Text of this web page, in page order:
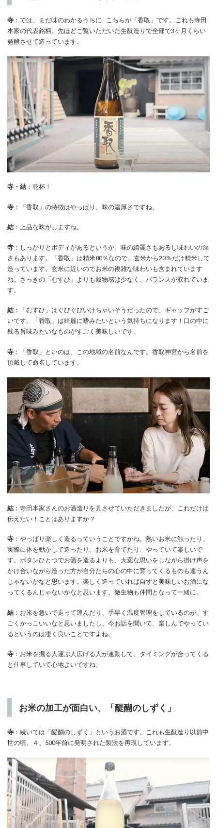
寺 ：では、まだ味のわかるうちに…こちらが「香取」です。これも寺田
本家の代表銘柄。先ほどご覧いただいた生酛造りで全部で3ヶ月くらい
発酵させて造っています。
寺・結 ：乾杯！
寺 ：「香取」の特徴はやっぱり、味の濃厚さですね。
結 ：上品な味がしますね。
寺 ：しっかりとボディがあるというか、味の綺麗さもあるし味わいの深
さもあります。「香取」は精米80％なので、玄米から20％だけ精米して
造っています。玄米に近いのでお米の複雑な味わいも含まれています
ね。さっきの「むすひ」よりも穀物感は少なく、バランスが取れていま
す。
結 ：「むすひ」はぐびぐびいけちゃいそうだったので、ギャップがすご
いです。「香取」は綺麗に嗜みたいという気持ちになります！口の中に
残る旨味みたいなものがすごく美味しいです。
寺 ：「香取」といのは、この地域の名前なんです。香取神宮から名前を
頂戴して命名しています。
結 ：寺田本家さんのお酒造りを見させていただきましたが、これだけは
伝えたい！ことはありますか？
寺 ：やっぱり楽しく造るっていうことですかね。熱いお米に触ったり、
実際に体を動かして造ったり、お米を育てたり、やっていて楽しいで
す。ボタンひとつでお酒を造るよりも、大変な思いをしながら掛け声を
かけ合いながら造った方が自分たちの心の中に育ってくるものも違うん
じゃないかなと思います。楽しく造っていれば自ずと美味しいお酒にな
ってくるんじゃないかなと思います。微生物も仲間となって一緒に。
結 ：お米を急いで走って運んだり、手早く温度管理をしているのが、す
ごくかっこいいなと思いましたし、今お話を聞いて、楽しんでやってい
るというのは凄く良いことですよね。
寺 ：お米を掘る人運ぶ人広げる人が連動して、タイミングが合ってくる
と仕事していて心地よいですね。
お米の加工が面白い、「醍醐のしずく」
寺 ：続いては「醍醐のしずく」というお酒です。これも生酛造り以前中
世の頃、４、500年前に発明された製法を再現しています。